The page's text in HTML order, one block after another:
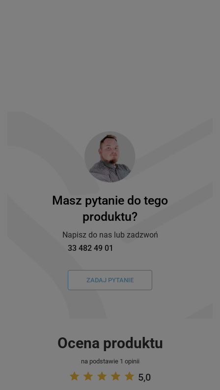
Masz pytanie do tego
produktu?
Napisz do nas lub zadzwoń
33 482 49 01
ZADAJ PYTANIE
Ocena produktu
na podstawie 1 opinii
5,0